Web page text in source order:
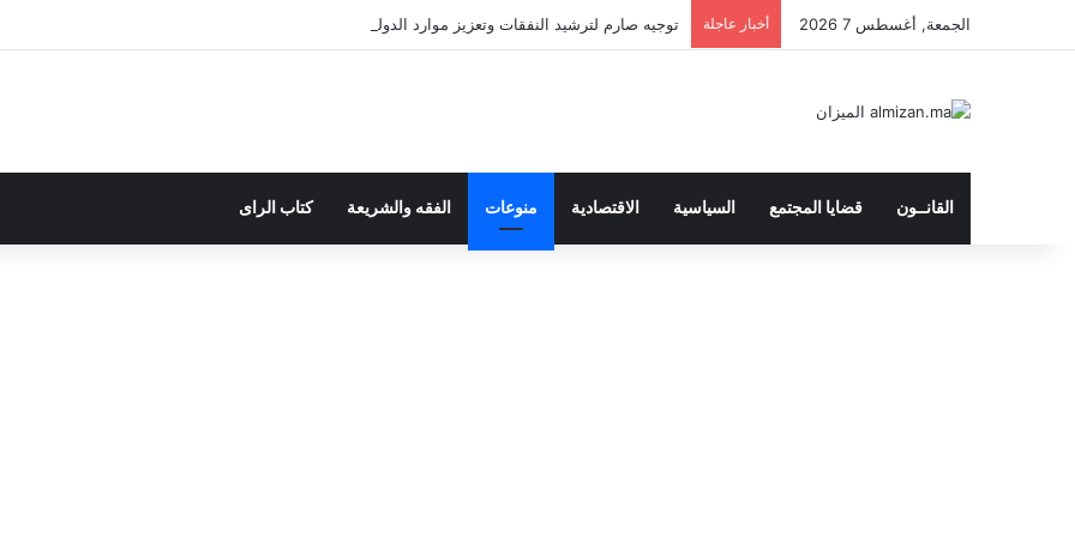
الجمعة, أغسطس 7 2026 أخبار عاجلة توجيه صارم لترشيد النفقات وتعزيز موارد الدولة يسِم إعداد ميزانية 2027
القانــون قضايا المجتمع السياسية الاقتصادية منوعات الفقه والشريعة كتاب الراى